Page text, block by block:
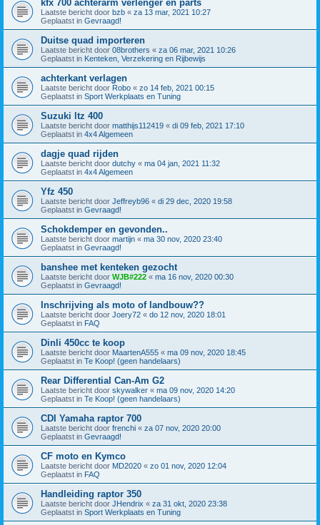
kfx 700 achterarm verlenger en parts
Laatste bericht door bzb « za 13 mar, 2021 10:27
Geplaatst in Gevraagd!
Duitse quad importeren
Laatste bericht door 08brothers « za 06 mar, 2021 10:26
Geplaatst in Kenteken, Verzekering en Rijbewijs
achterkant verlagen
Laatste bericht door Robo « zo 14 feb, 2021 00:15
Geplaatst in Sport Werkplaats en Tuning
Suzuki ltz 400
Laatste bericht door matthijs112419 « di 09 feb, 2021 17:10
Geplaatst in 4x4 Algemeen
dagje quad rijden
Laatste bericht door dutchy « ma 04 jan, 2021 11:32
Geplaatst in 4x4 Algemeen
Yfz 450
Laatste bericht door Jeffreyb96 « di 29 dec, 2020 19:58
Geplaatst in Gevraagd!
Schokdemper en gevonden..
Laatste bericht door martijn « ma 30 nov, 2020 23:40
Geplaatst in Gevraagd!
banshee met kenteken gezocht
Laatste bericht door WJB#222 « ma 16 nov, 2020 00:30
Geplaatst in Gevraagd!
Inschrijving als moto of landbouw??
Laatste bericht door Joery72 « do 12 nov, 2020 18:01
Geplaatst in FAQ
Dinli 450cc te koop
Laatste bericht door MaartenA555 « ma 09 nov, 2020 18:45
Geplaatst in Te Koop! (geen handelaars)
Rear Differential Can-Am G2
Laatste bericht door skywalker « ma 09 nov, 2020 14:20
Geplaatst in Te Koop! (geen handelaars)
CDI Yamaha raptor 700
Laatste bericht door frenchi « za 07 nov, 2020 20:00
Geplaatst in Gevraagd!
CF moto en Kymco
Laatste bericht door MD2020 « zo 01 nov, 2020 12:04
Geplaatst in FAQ
Handleiding raptor 350
Laatste bericht door JHendrix « za 31 okt, 2020 23:38
Geplaatst in Sport Werkplaats en Tuning